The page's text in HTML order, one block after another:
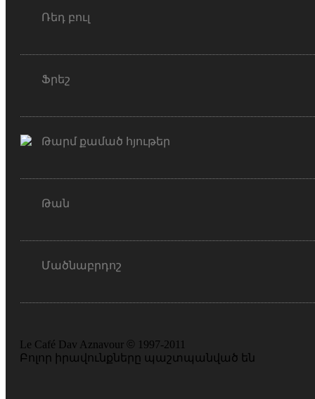
Ռեդ բուլ
Ֆրեշ
Թարմ քամած հյութեր
Թան
Մածնաբրդոշ
Le Café Dav Aznavour© 1997-2011
Բոլոր իրավունքները պաշտպանված են